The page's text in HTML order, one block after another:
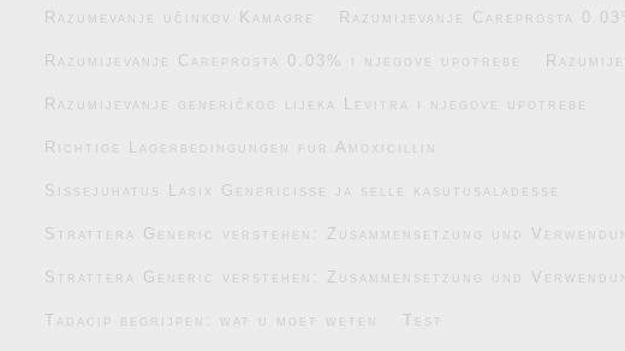
Razumevanje učinkov Kamagre Razumijevanje Careprosta
Razumijevanje Careprosta 0.03% i njegove upotrebe
Razumijevanje generičkog lijeka Levitra i njegove upotrebe
Richtige Lagerbedingungen für Amoxicillin
Sissejuhatus Lasix Genericisse ja selle kasutusaladesse
Strattera Generic verstehen: Zusammensetzung und
Strattera Generic verstehen: Zusammensetzung und
Tadacip begrijpen: wat u moet weten Test